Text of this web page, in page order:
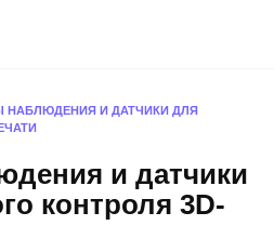
НАБЛЮДЕНИЯ И ДАТЧИКИ ДЛЯ
и датчики
контроля 3D-